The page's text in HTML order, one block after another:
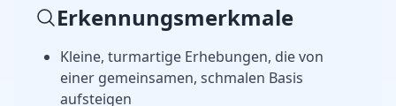
Erkennungsmerkmale
Kleine, turmartige Erhebungen, die von
einer gemeinsamen, schmalen Basis
aufsteigen